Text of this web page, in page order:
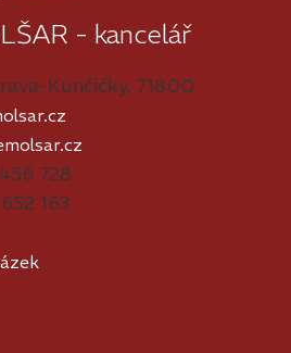
- kancelář
Kunčičky, 71800
728
163